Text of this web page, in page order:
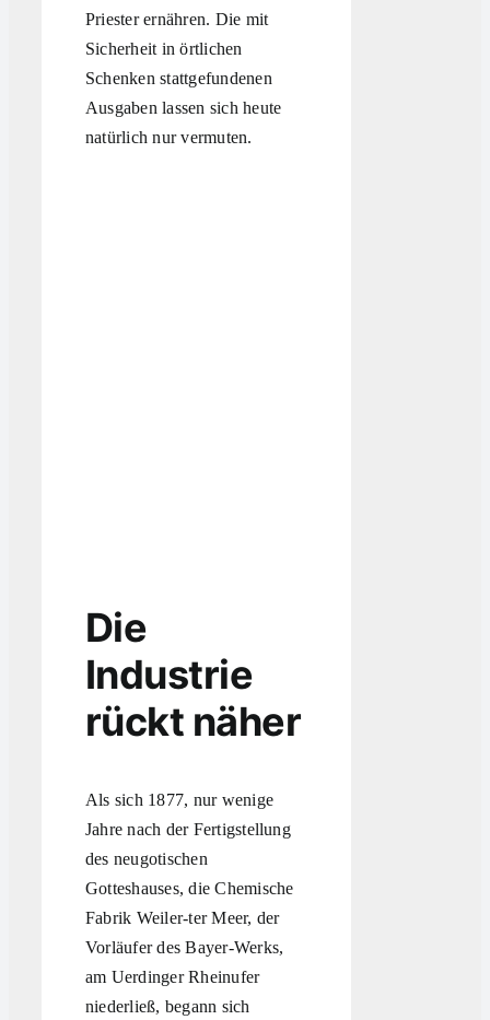
Priester ernähren. Die mit
Sicherheit in örtlichen
Schenken stattgefundenen
Ausgaben lassen sich heute
natürlich nur vermuten.
Die
Industrie
rückt näher
Als sich 1877, nur wenige
Jahre nach der Fertigstellung
des neugotischen
Gotteshauses, die Chemische
Fabrik Weiler-ter Meer, der
Vorläufer des Bayer-Werks,
am Uerdinger Rheinufer
niederließ, begann sich